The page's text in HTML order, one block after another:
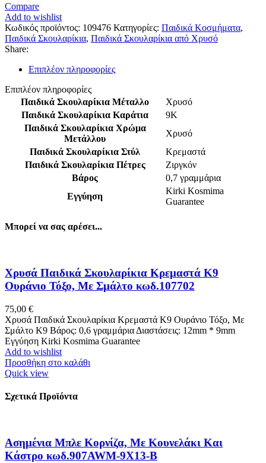
Compare
Add to wishlist
Κωδικός προϊόντος: 109476 Κατηγορίες: Παιδικά Κοσμήματα,
Παιδικά Σκουλαρίκια, Παιδικά Σκουλαρίκια από Χρυσό
Share:
Επιπλέον πληροφορίες
Επιπλέον πληροφορίες
Παιδικά Σκουλαρίκια Μέταλλο
Χρυσό
Παιδικά Σκουλαρίκια Καράτια
9K
Παιδικά Σκουλαρίκια Χρώμα
Μετάλλου
Χρυσό
Παιδικά Σκουλαρίκια Στύλ
Κρεμαστά
Παιδικά Σκουλαρίκια Πέτρες
Ζιργκόν
Βάρος
0,7 γραμμάρια
Εγγύηση
Kirki Kosmima
Guarantee
Μπορεί να σας αρέσει...
Χρυσά Παιδικά Σκουλαρίκια Κρεμαστά Κ9
Ουράνιο Τόξο, Με Σμάλτο κωδ.107702
75,00 €
Χρυσά Παιδικά Σκουλαρίκια Κρεμαστά Κ9 Ουράνιο Τόξο, Με
Σμάλτο K9 Βάρος: 0,6 γραμμάρια Διαστάσεις: 12mm * 9mm
Εγγύηση Kirki Kosmima Guarantee
Add to wishlist
Προσθήκη στο καλάθι
Quick view
Σχετικά Προϊόντα
Ασημένια Μπλε Κορνίζα, Με Κουνελάκι Και
Κάστρο κωδ.907AWM-9X13-B